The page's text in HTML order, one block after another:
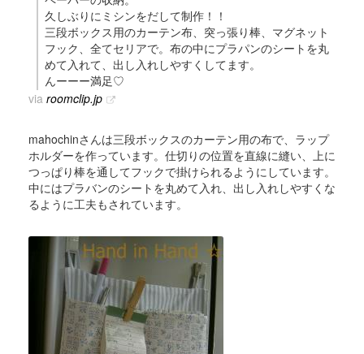
久しぶりにミシンをだして制作！！
三段ボックス用のカーテン布、突っ張り棒、マグネット
フック、全てセリアで。布の中にプラパンのシートを丸
めて入れて、出し入れしやすくしてます。
んーーー満足♡
via roomclip.jp
mahochinさんは三段ボックスのカーテン用の布で、ラップ
ホルダーを作っています。仕切りの位置を直線に縫い、上に
つっぱり棒を通してフックで掛けられるようにしています。
中にはプラバンのシートを丸めて入れ、出し入れしやすくな
るように工夫もされています。